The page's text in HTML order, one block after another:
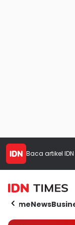
Baca artikel
HomeNews